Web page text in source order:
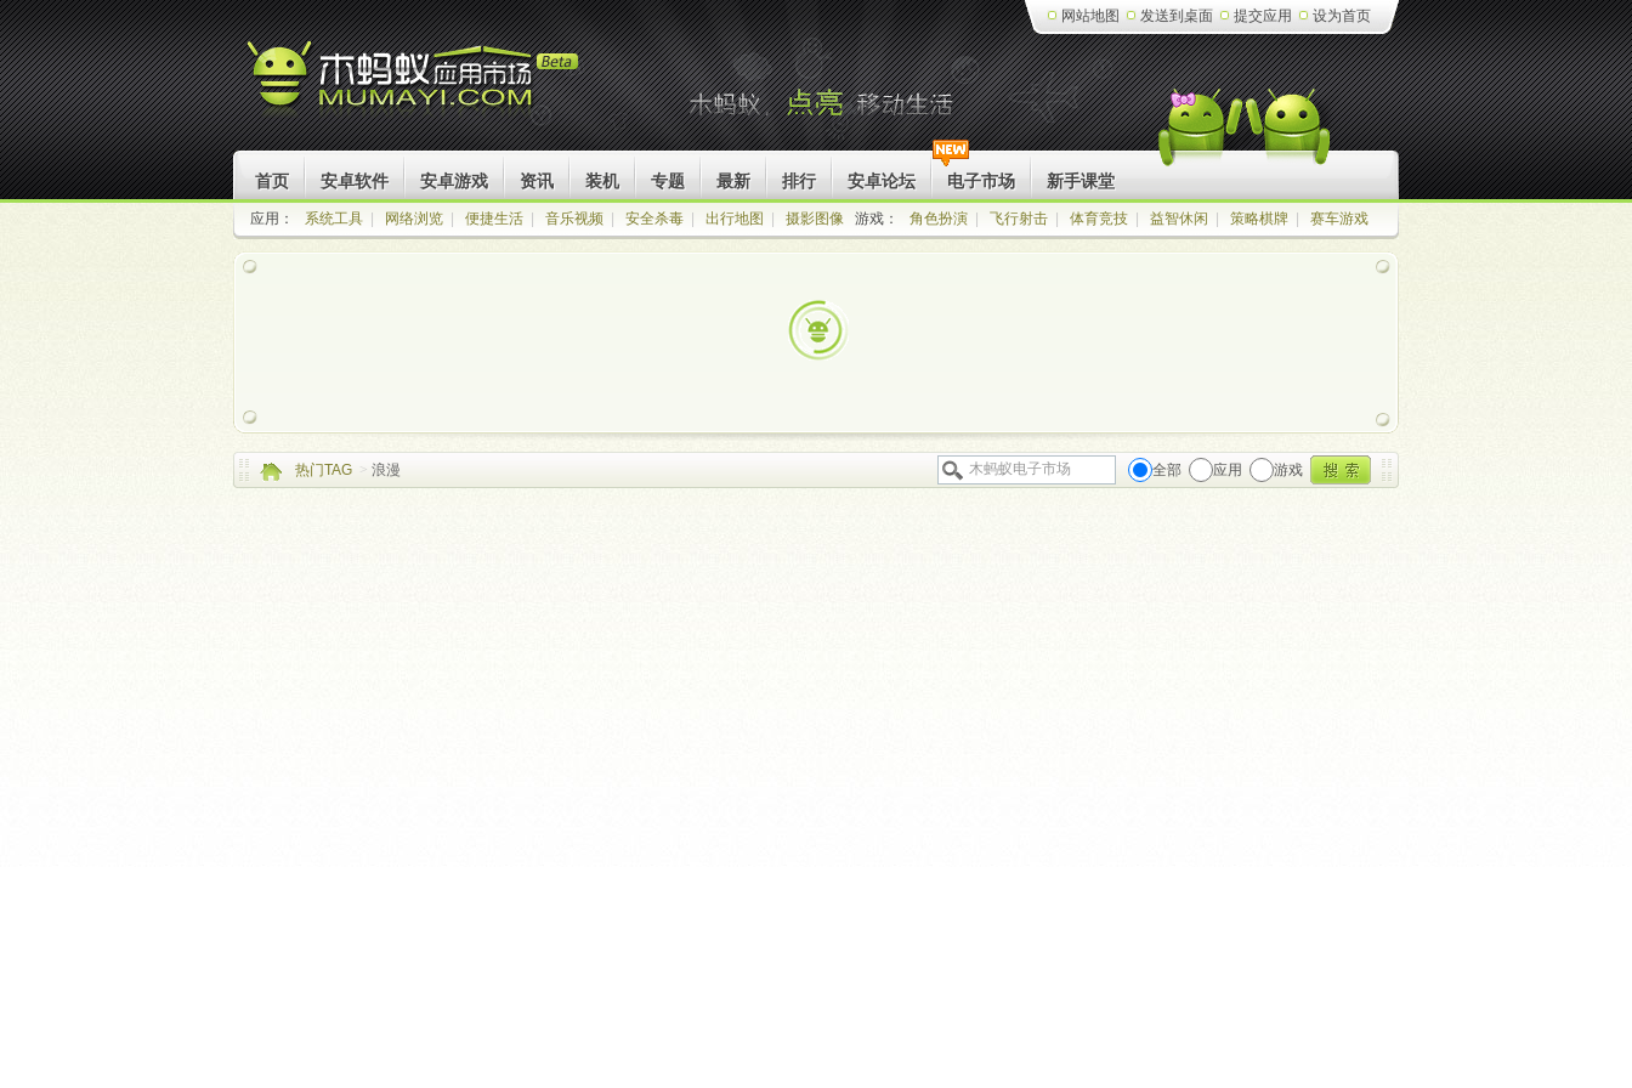
网站地图 发送到桌面 提交应用 设为首页
首页 安卓软件 安卓游戏 资讯 装机 专题 最新 排行 安卓论坛 电子市场 新手课堂
应用： 系统工具 网络浏览 便捷生活 音乐视频 安全杀毒 出行地图 摄影图像 游戏： 角色扮演 飞行射击 体育竞技 益智休闲 策略棋牌 赛车游戏
热门TAG > 浪漫 全部 应用 游戏